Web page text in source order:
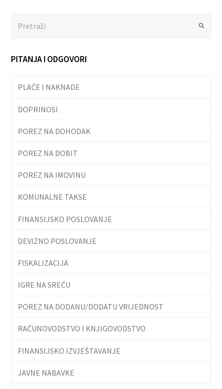
Submit
PITANJA I ODGOVORI
PLAĆE I NAKNADE
DOPRINOSI
POREZ NA DOHODAK
POREZ NA DOBIT
POREZ NA IMOVINU
KOMUNALNE TAKSE
FINANSIJSKO POSLOVANJE
DEVIZNO POSLOVANJE
FISKALIZACIJA
IGRE NA SREĆU
POREZ NA DODANU/DODATU VRIJEDNOST
RAČUNOVODSTVO I KNJIGOVODSTVO
FINANSIJSKO IZVJEŠTAVANJE
JAVNE NABAVKE